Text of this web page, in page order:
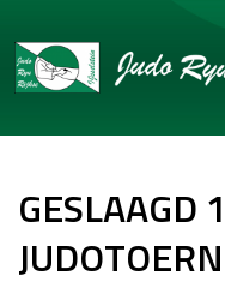
GESLAAGD